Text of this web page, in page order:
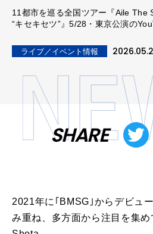
11都市を巡る全国ツアー『Aile The
“キセキセツ”』5/28・東京公演の
ライブ／イベント情報
SHARE
2021年に｢BMSG｣からデビュ
み重ね、多方面から注目を集